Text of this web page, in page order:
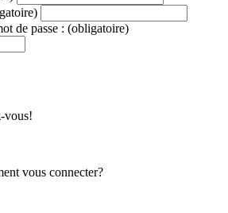
de passe : (obligatoire)
vous!
vous connecter?